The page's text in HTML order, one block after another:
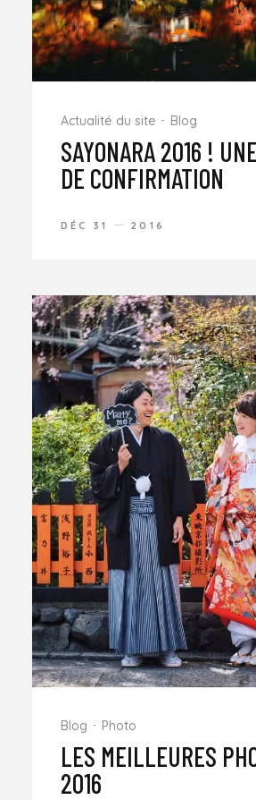
Actualité du site Blog
SAYONARA 2016 !
DE CONFIRMATION
DÉC 31 2016
Blog Photo
LES MEILLEURES
2016